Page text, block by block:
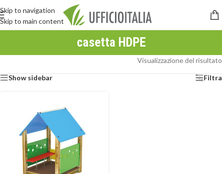
Skip to navigation
Skip to main content
casetta HDPE
Visualizzazione del risultato
Show sidebar Filtra